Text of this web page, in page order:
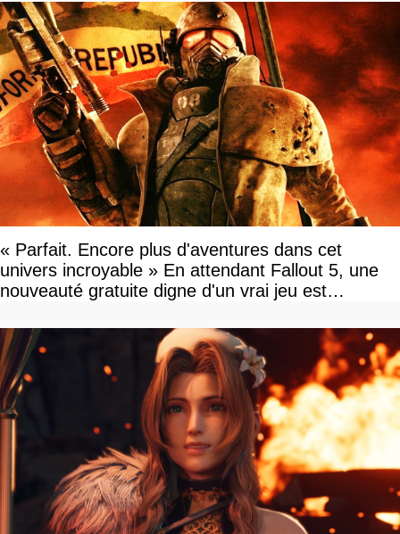
« Parfait. Encore plus d'aventures dans cet
univers incroyable » En attendant Fallout 5, une
nouveauté gratuite digne d'un vrai jeu est